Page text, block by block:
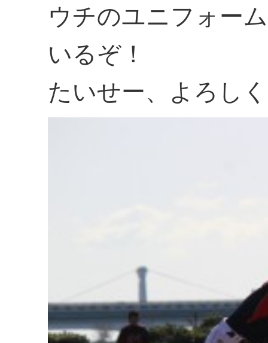
ウチのユニフォー
いるぞ！
たいせー、よろし